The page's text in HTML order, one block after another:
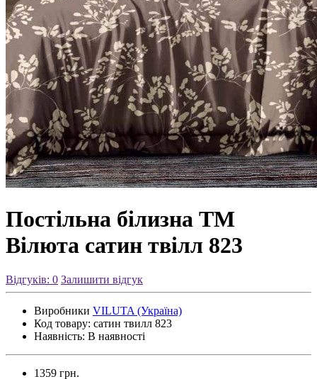
Постільна білизна ТМ
Вілюта сатин твілл 823
Відгуків: 0 Залишити відгук
Виробники VILUTA (Україна)
Код товару: сатин твилл 823
Наявність: В наявності
1359 грн.